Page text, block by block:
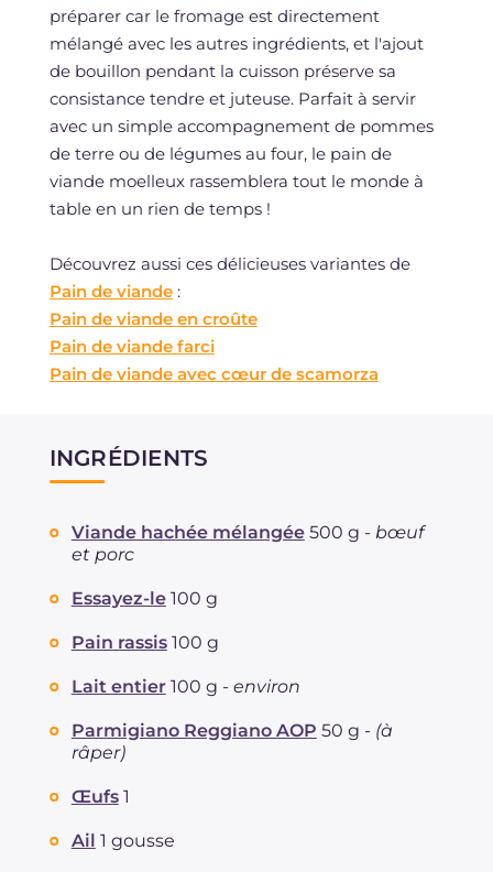
préparer car le fromage est directement
mélangé avec les autres ingrédients, et l'ajout
de bouillon pendant la cuisson préserve sa
consistance tendre et juteuse. Parfait à servir
avec un simple accompagnement de pommes
de terre ou de légumes au four, le pain de
viande moelleux rassemblera tout le monde à
table en un rien de temps !
Découvrez aussi ces délicieuses variantes de
Pain de viande:
Pain de viande en croûte
Pain de viande farci
Pain de viande avec cœur de scamorza
INGRÉDIENTS
Viande hachée mélangée 500 g - bœuf
et porc
Essayez-le 100 g
Pain rassis 100 g
Lait entier 100 g - environ
Parmigiano Reggiano AOP 50 g - (à
râper)
Œufs 1
Ail 1 gousse